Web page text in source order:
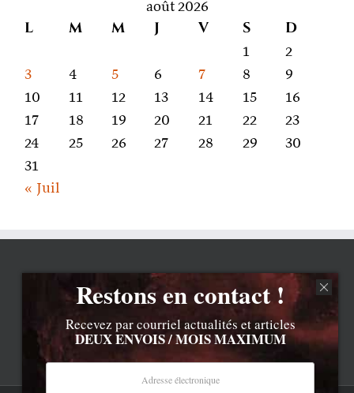
août 2026
L M M J V S D
1
2
3
4 5 6 7 8
9
10
11 12 13 14 15
16
17
18 19 20 21 22
23
24
25 26 27 28 29
30
31
« Juil
Restons en contact !
Recevez par courriel actualités et articles
DEUX ENVOIS / MOIS MAXIMUM